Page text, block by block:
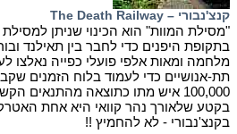
קנצ'נבורי – The Death Railway
"מסילת המוות" הוא הכינוי שניתן
בתקופת היפנים כדי לחבר בין תאילנד
מלחמה ומאות אלפי פועלי כפייה נאלצו
תת-אנושיים כדי לעמוד בלוח הזמנים
100,000 איש מתו כתוצאה מהתנאים
בקטע שלאורך נהר קוואי היא אחת
בקנצ'נבורי - לא להחמיץ !!